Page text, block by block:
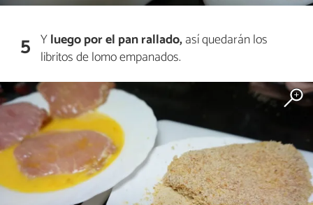
5 Yluego por el pan rallado,así quedarán los
libritos de lomo empanados.